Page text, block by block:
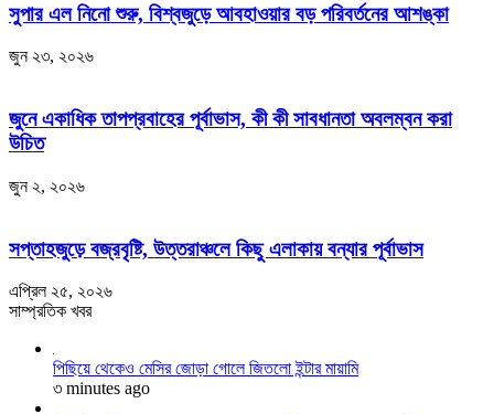
সুপার এল নিনো শুরু, বিশ্বজুড়ে আবহাওয়ার বড় পরিবর্তনের আশঙ্কা
জুন ২৩, ২০২৬
জুনে একাধিক তাপপ্রবাহের পূর্বাভাস, কী কী সাবধানতা অবলম্বন করা
উচিত
জুন ২, ২০২৬
সপ্তাহজুড়ে বজ্রবৃষ্টি, উত্তরাঞ্চলে কিছু এলাকায় বন্যার পূর্বাভাস
এপ্রিল ২৫, ২০২৬
সাম্প্রতিক খবর
পিছিয়ে থেকেও মেসির জোড়া গোলে জিতলো ইন্টার মায়ামি
৩ minutes ago